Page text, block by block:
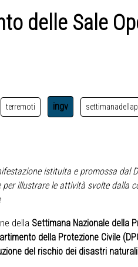
delle Sale
terremoti ingv
istituita e promossa dal
per illustrare le attività svolte dalla
della Settimana Nazionale della
della Protezione Civile
del rischio dei disastri naturali